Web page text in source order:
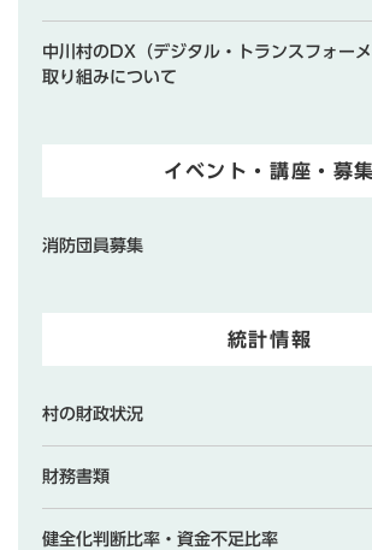
中川村のDX（デジタル・トランスフォー
取り組みについて
イベント・講座・募集
消防団員募集
統計情報
村の財政状況
財務書類
健全化判断比率・資金不足比率